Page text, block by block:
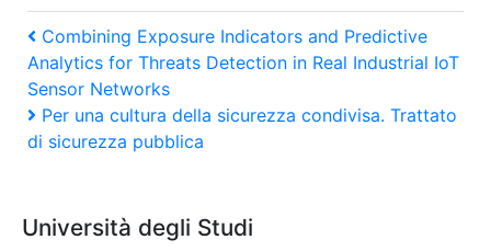
Post
navigation
Previous
Post
Combining Exposure Indicators and Predictive
Analytics for Threats Detection in Real Industrial IoT
Sensor Networks
Next
Post
Per una cultura della sicurezza condivisa. Trattato
di sicurezza pubblica
Università degli Studi